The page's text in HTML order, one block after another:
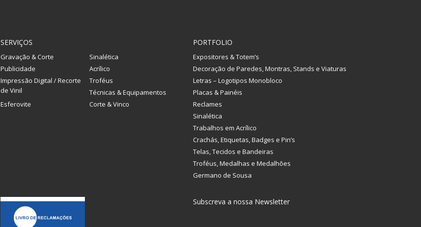
SERVIÇOS
Gravação & Corte
Sinalética
Publicidade
Acrílico
Impressão Digital / Recorte
de Vinil
Troféus
Técnicas & Equipamentos
Esferovite
Corte & Vinco
PORTFOLIO
Expositores & Totem’s
Decoração de Paredes, Montras, Stands e Viaturas
Letras – Logotipos Monobloco
Placas & Painéis
Reclames
Sinalética
Trabalhos em Acrílico
Crachás, Etiquetas, Badges e Pin’s
Telas, Tecidos e Bandeiras
Troféus, Medalhas e Medalhões
Germano de Sousa
Subscreva a nossa Newsletter